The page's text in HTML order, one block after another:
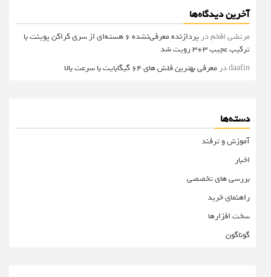
آخرین دیدگاه‌ها
مرتضی افخمدر
پردازنده معرفی‌نشده 6 هسته‌ای از سری کراکن پوینت با
ترکیب عجیب 3+3 رویت شد
daafinدر معرفی بهترین فلش های 64 گیگابایت با سرعت بالا
دسته‌ها
آموزش و ترفند
اخبار
بررسی های تخصصی
راهنمای خرید
سخت افزارها
گوناگون